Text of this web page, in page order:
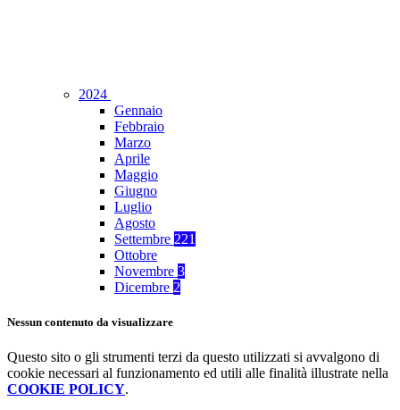
2024
Gennaio
Febbraio
Marzo
Aprile
Maggio
Giugno
Luglio
Agosto
Settembre 221
Ottobre
Novembre 3
Dicembre 2
Nessun contenuto da visualizzare
Questo sito o gli strumenti terzi da questo utilizzati si avvalgono di
cookie necessari al funzionamento ed utili alle finalità illustrate nella
COOKIE POLICY.